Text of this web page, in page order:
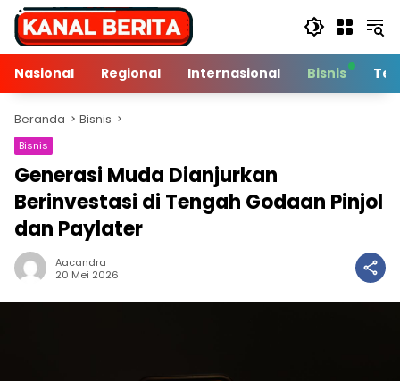
Langsung
konten
Nasional
Regional Internasional Bisnis
Beranda Bisnis
Bisnis
Generasi Muda Dianjurkan
Berinvestasi di Tengah Godaan Pinjol
dan Paylater
Aacandra
20 Mei 2026